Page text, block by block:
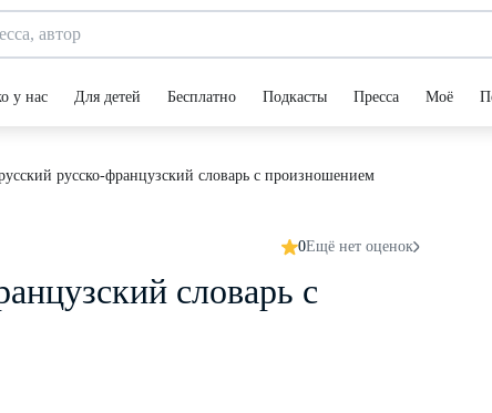
у нас Для детей Бесплатно Подкасты Пресса Моё
русско-французский словарь с произношением
0Ещё нет оценок
словарь с